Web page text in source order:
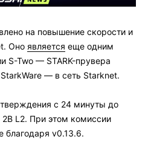
на повышение скорости и
Оно является еще одним
S-Two — STARK-прувера
— в сеть Starknet.
с 24 минуты до
L2. При этом комиссии
благодаря v0.13.6.